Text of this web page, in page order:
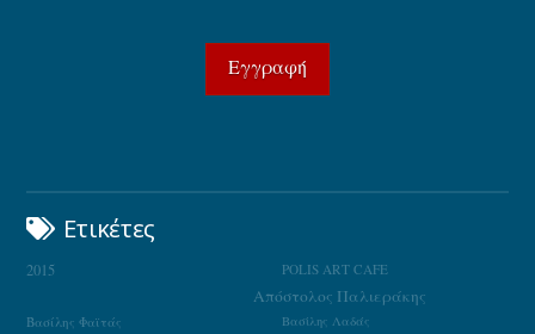
Ετικέτες
2015 POLIS ART CAFE
Απόστολος Παλιεράκης
Βασίλης Λαδάς
Βασίλης Φαϊτάς